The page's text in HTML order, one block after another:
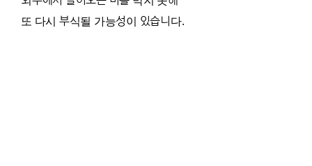
또 다시 부식될 가능성이 있습니다.